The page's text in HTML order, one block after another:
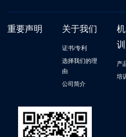
重要声明 关于我们
证书/专利
选择我们的理
由
公司简介
训
产
培